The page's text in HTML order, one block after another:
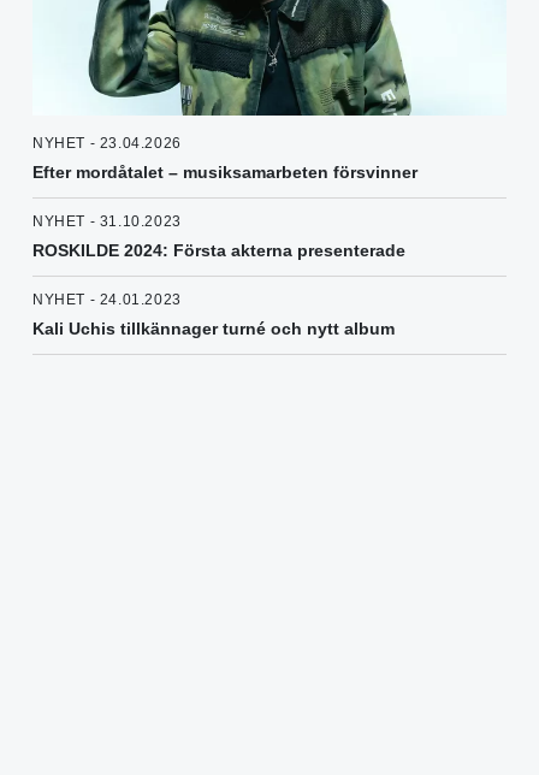
NYHET - 23.04.2026
Efter mordåtalet – musiksamarbeten försvinner
NYHET - 31.10.2023
ROSKILDE 2024: Första akterna presenterade
NYHET - 24.01.2023
Kali Uchis tillkännager turné och nytt album